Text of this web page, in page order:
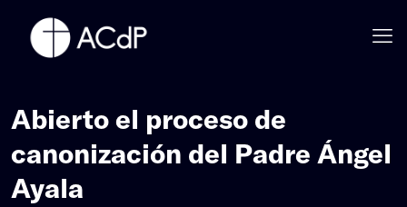
Abierto el proceso de
canonización del Padre Ángel
Ayala